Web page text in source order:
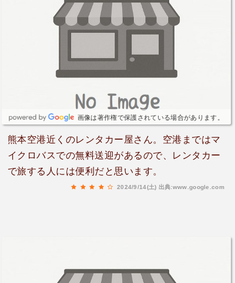
画像は著作権で保護されている場合があります。
熊本空港近くのレンタカー屋さん。空港まではマ
イクロバスでの無料送迎があるので、レンタカー
で旅する人には便利だと思います。
2024/9/14(土) 出典:www.google.com